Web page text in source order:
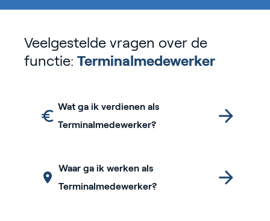
Veelgestelde vragen over de
functie: Terminalmedewerker
Wat ga ik verdienen als
Terminalmedewerker?
Waar ga ik werken als
Terminalmedewerker?